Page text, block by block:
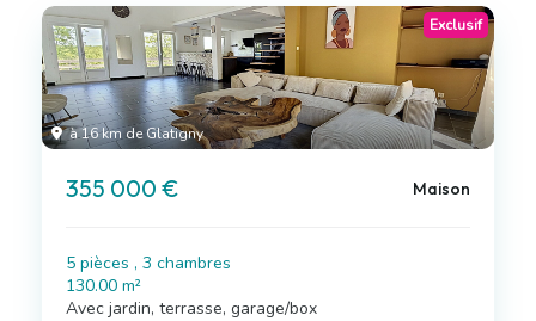
à 16 km de Glatigny
Exclusif
355 000 € Maison
5 pièces , 3 chambres
130.00 m²
Avec jardin, terrasse, garage/box